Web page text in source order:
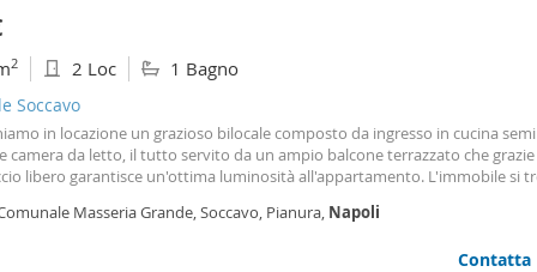
che ha fornito loro o che hanno raccolto dal suo utilizzo
2 2 Loc 1 Bagno
Soccavo
in locazione un grazioso bilocale composto da ingresso in cucina
camera da letto, il tutto servito da un ampio balcone terrazzato che grazie
libero garantisce un'ottima luminosità all'appartamento. L'immobile si
di attività commerciali di
Masseria Grande, Soccavo, Pianura, Napoli
Contatta